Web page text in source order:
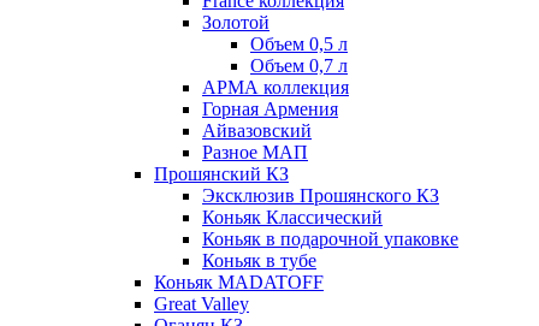
Золотой
Объем 0,5 л
Объем 0,7 л
АРМА коллекция
Горная Армения
Айвазовский
Разное МАП
Прошянский КЗ
Эксклюзив Прошянского КЗ
Коньяк Классический
Коньяк в подарочной упаковке
Коньяк в тубе
Коньяк MADATOFF
Great Valley